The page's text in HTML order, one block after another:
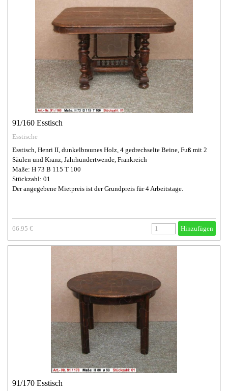
91/160 Esstisch
Esstische
Esstisch, Henri II, dunkelbraunes Holz, 4 gedrechselte Beine, Fuß mit 2
Säulen und Kranz, Jahrhundertwende, Frankreich
Maße: H 73 B 115 T 100
Stückzahl: 01
Der angegebene Mietpreis ist der Grundpreis für 4 Arbeitstage.
66.95 € Hinzufügen
91/170 Esstisch